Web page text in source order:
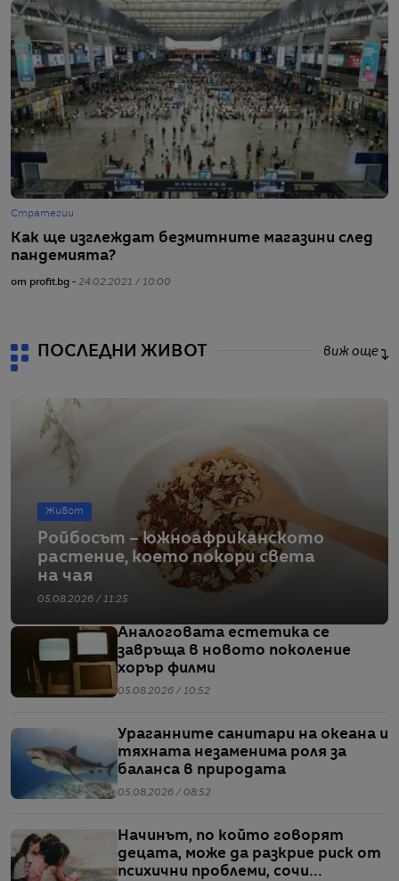
Стратегии
Как ще изглеждат безмитните магазини след
пандемията?
от profit.bg - 24.02.2021 / 10:00
ПОСЛЕДНИ ЖИВОТ виж още
Живот
Ройбосът – южноафриканското
растение, което покори света
на чая
05.08.2026 / 11:25
Аналоговата естетика се
завръща в новото поколение
хорър филми
05.08.2026 / 10:52
Ураганните санитари на океана и
тяхната незаменима роля за
баланса в природата
05.08.2026 / 08:52
Начинът, по който говорят
децата, може да разкрие риск от
психични проблеми, сочи